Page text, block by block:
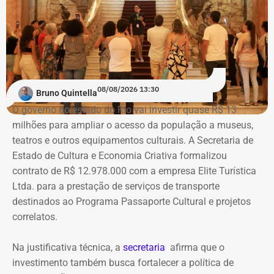
Na ação, a prefeitura também pede informações
cadastrais, endereços eletrônicos, telefones, IPs,
dispositivos utilizados, histórico de nomes,
administradores atuais e anteriores, contas vinculadas,
meios de recuperação, contas publicitárias e dados de
pagamento. Com isso, a Meta também seria obrigada a
elaborar uma tabela comparativa, indicando se os perfis
compartilham telefones, dispositivos, endereços de IP,
administradores, contas de anúncios, meios de
pagamento ou gerenciadores de negócios.
impulsionamentos e cita morte de
Com informações do colunista Ancelmo Gois, do Jornal
“O Globo”.
Bruno Quintella08/08/2026 13:30
O governo do estado do Rio vai investir quase R$ 13
milhões para ampliar o acesso da população a museus,
teatros e outros equipamentos culturais. A Secretaria de
Estado de Cultura e Economia Criativa formalizou
contrato de R$ 12.978.000 com a empresa Elite Turística
Ltda. para a prestação de serviços de transporte
destinados ao Programa Passaporte Cultural e projetos
correlatos.
Na justificativa técnica, a secretaria afirma que o
investimento também busca fortalecer a política de